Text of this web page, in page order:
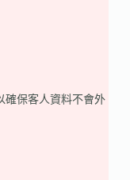
確保客人資料不會外